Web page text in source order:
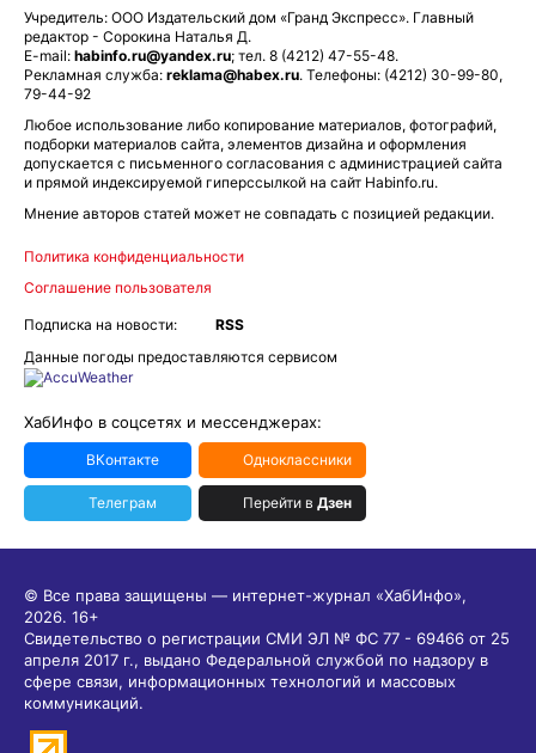
Учредитель: ООО Издательский дом «Гранд Экспресс». Главный
редактор - Сорокина Наталья Д.
E-mail: habinfo.ru@yandex.ru; тел. 8 (4212) 47-55-48.
Рекламная служба: reklama@habex.ru. Телефоны: (4212) 30-99-80,
79-44-92
Любое использование либо копирование материалов, фотографий,
подборки материалов сайта, элементов дизайна и оформления
допускается с письменного согласования с администрацией сайта
и прямой индексируемой гиперссылкой на сайт Habinfo.ru.
Мнение авторов статей может не совпадать с позицией редакции.
Политика конфиденциальности
Соглашение пользователя
Подписка на новости:
RSS
Данные погоды предоставляются сервисом
ХабИнфо в соцсетях и мессенджерах:
ВКонтакте Одноклассники
Телеграм Перейти в Дзен
© Все права защищены — интернет-журнал «ХабИнфо»,
2026. 16+
Свидетельство о регистрации СМИ ЭЛ № ФС 77 - 69466 от 25
апреля 2017 г., выдано Федеральной службой по надзору в
сфере связи, информационных технологий и массовых
коммуникаций.